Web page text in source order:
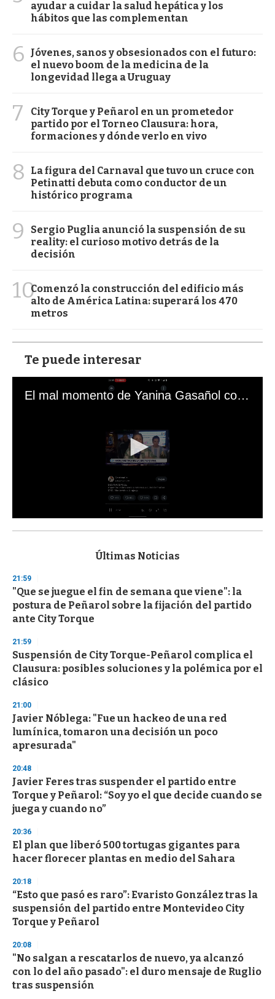
ayudar a cuidar la salud hepática y los
hábitos que las complementan
6
Jóvenes, sanos y obsesionados con el futuro:
el nuevo boom de la medicina de la
longevidad llega a Uruguay
7
City Torque y Peñarol en un prometedor
partido por el Torneo Clausura: hora,
formaciones y dónde verlo en vivo
8
La figura del Carnaval que tuvo un cruce con
Petinatti debuta como conductor de un
histórico programa
9
Sergio Puglia anunció la suspensión de su
reality: el curioso motivo detrás de la
decisión
10Comenzó la construcción del edificio más
alto de América Latina: superará los 470
metros
Te puede interesar
El mal momento de Yanina Gasañol con un hincha argentino en "Subrayado"
s
d
s
o
f
3
s
e
c
o
n
Últimas Noticias
21:59
"Que se juegue el fin de semana que viene": la
postura de Peñarol sobre la fijación del partido
ante City Torque
21:59
Suspensión de City Torque-Peñarol complica el
Clausura: posibles soluciones y la polémica por el
clásico
21:00
Javier Nóblega: "Fue un hackeo de una red
lumínica, tomaron una decisión un poco
apresurada"
20:48
Javier Feres tras suspender el partido entre
Torque y Peñarol: “Soy yo el que decide cuando se
juega y cuando no”
20:36
El plan que liberó 500 tortugas gigantes para
hacer florecer plantas en medio del Sahara
20:18
“Esto que pasó es raro”: Evaristo González tras la
suspensión del partido entre Montevideo City
Torque y Peñarol
20:08
"No salgan a rescatarlos de nuevo, ya alcanzó
con lo del año pasado": el duro mensaje de Ruglio
tras suspensión